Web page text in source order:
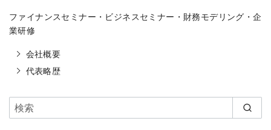
ファイナンスセミナー・ビジネスセミナー・財務モデリング・企
業研修
会社概要
代表略歴